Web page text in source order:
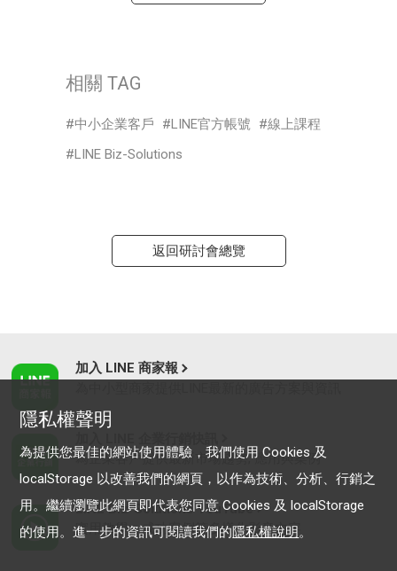
相關 TAG
中小企業客戶 LINE官方帳號
線上課程
LINE Biz-Solutions
返回研討會總覽
加入 LINE 商家報
為企業客戶提供最新市場趨勢, 應用與案例
LINE Biz-Solutions YouTube
實用教學、成功案例等多樣化影音內容
隱私權聲明
為提供您最佳的網站使用體驗，我們使用 Cookies 及
localStorage 以改善我們的網頁，以作為技術、分析、行銷之
用。繼續瀏覽此網頁即代表您同意 Cookies 及 localStorage
的使用。進一步的資訊可閱讀我們的隱私權說明。